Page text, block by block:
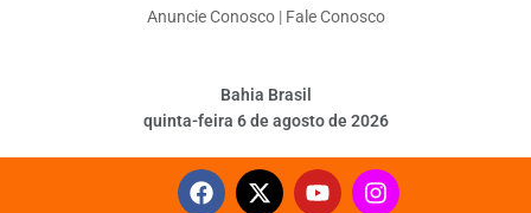
Anuncie Conosco| Fale Conosco
Bahia Brasil
quinta-feira 6 de agosto de 2026